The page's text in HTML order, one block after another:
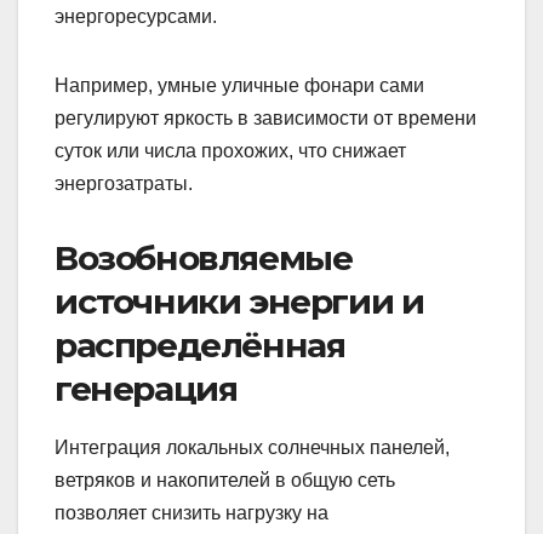
энергоресурсами.
Например, умные уличные фонари сами
регулируют яркость в зависимости от времени
суток или числа прохожих, что снижает
энергозатраты.
Возобновляемые
источники энергии и
распределённая
генерация
Интеграция локальных солнечных панелей,
ветряков и накопителей в общую сеть
позволяет снизить нагрузку на